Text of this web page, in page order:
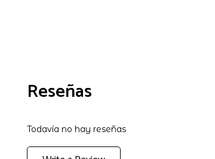
Reseñas
Todavía no hay reseñas